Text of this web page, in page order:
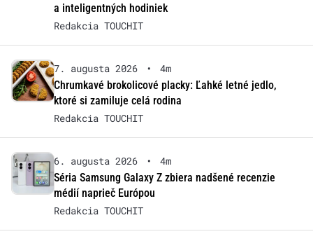
a inteligentných hodiniek
Redakcia TOUCHIT
7. augusta 2026 •
4m
Chrumkavé brokolicové placky: Ľahké letné jedlo,
ktoré si zamiluje celá rodina
Redakcia TOUCHIT
6. augusta 2026 •
4m
Séria Samsung Galaxy Z zbiera nadšené recenzie
médií naprieč Európou
Redakcia TOUCHIT